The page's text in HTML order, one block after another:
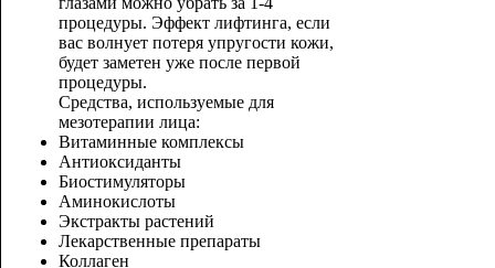
процедуры. Эффект лифтинга, если
вас волнует потеря упругости кожи,
будет заметен уже после первой
процедуры.
Средства, используемые для
мезотерапии лица:
Витаминные комплексы
Антиоксиданты
Биостимуляторы
Аминокислоты
Экстракты растений
Лекарственные препараты
Коллаген